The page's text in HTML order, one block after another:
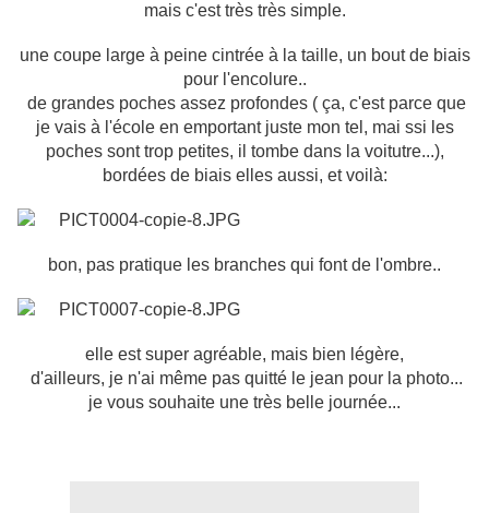
mais c'est très très simple.
une coupe large à peine cintrée à la taille, un bout de biais
pour l'encolure..
de grandes poches assez profondes ( ça, c'est parce que
je vais à l'école en emportant juste mon tel, mai ssi les
poches sont trop petites, il tombe dans la voitutre...),
bordées de biais elles aussi, et voilà:
bon, pas pratique les branches qui font de l'ombre..
elle est super agréable, mais bien légère,
d'ailleurs, je n'ai même pas quitté le jean pour la photo...
je vous souhaite une très belle journée...